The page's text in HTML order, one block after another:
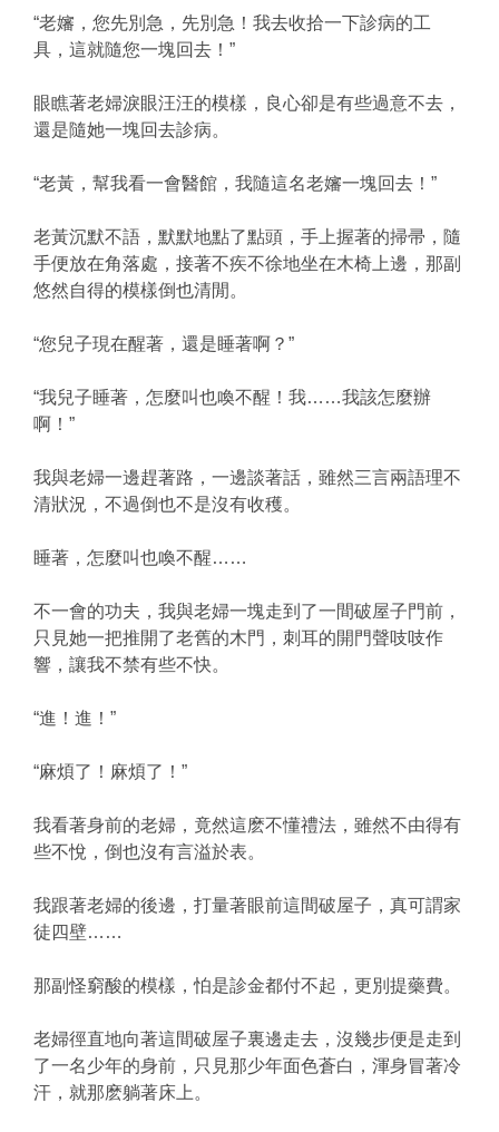
“老嬸，您先別急，先別急！我去收拾一下診病的工
具，這就隨您一塊回去！”
眼瞧著老婦淚眼汪汪的模樣，良心卻是有些過意不去，
還是隨她一塊回去診病。
“老黃，幫我看一會醫館，我隨這名老嬸一塊回去！”
老黃沉默不語，默默地點了點頭，手上握著的掃帚，隨
手便放在角落處，接著不疾不徐地坐在木椅上邊，那副
悠然自得的模樣倒也清閒。
“您兒子現在醒著，還是睡著啊？”
“我兒子睡著，怎麼叫也喚不醒！我……我該怎麼辦
啊！”
我與老婦一邊趕著路，一邊談著話，雖然三言兩語理不
清狀況，不過倒也不是沒有收穫。
睡著，怎麼叫也喚不醒……
不一會的功夫，我與老婦一塊走到了一間破屋子門前，
只見她一把推開了老舊的木門，刺耳的開門聲吱吱作
響，讓我不禁有些不快。
“進！進！”
“麻煩了！麻煩了！”
我看著身前的老婦，竟然這麽不懂禮法，雖然不由得有
些不悅，倒也沒有言溢於表。
我跟著老婦的後邊，打量著眼前這間破屋子，真可謂家
徒四壁……
那副怪窮酸的模樣，怕是診金都付不起，更別提藥費。
老婦徑直地向著這間破屋子裏邊走去，沒幾步便是走到
了一名少年的身前，只見那少年面色蒼白，渾身冒著冷
汗，就那麽躺著床上。